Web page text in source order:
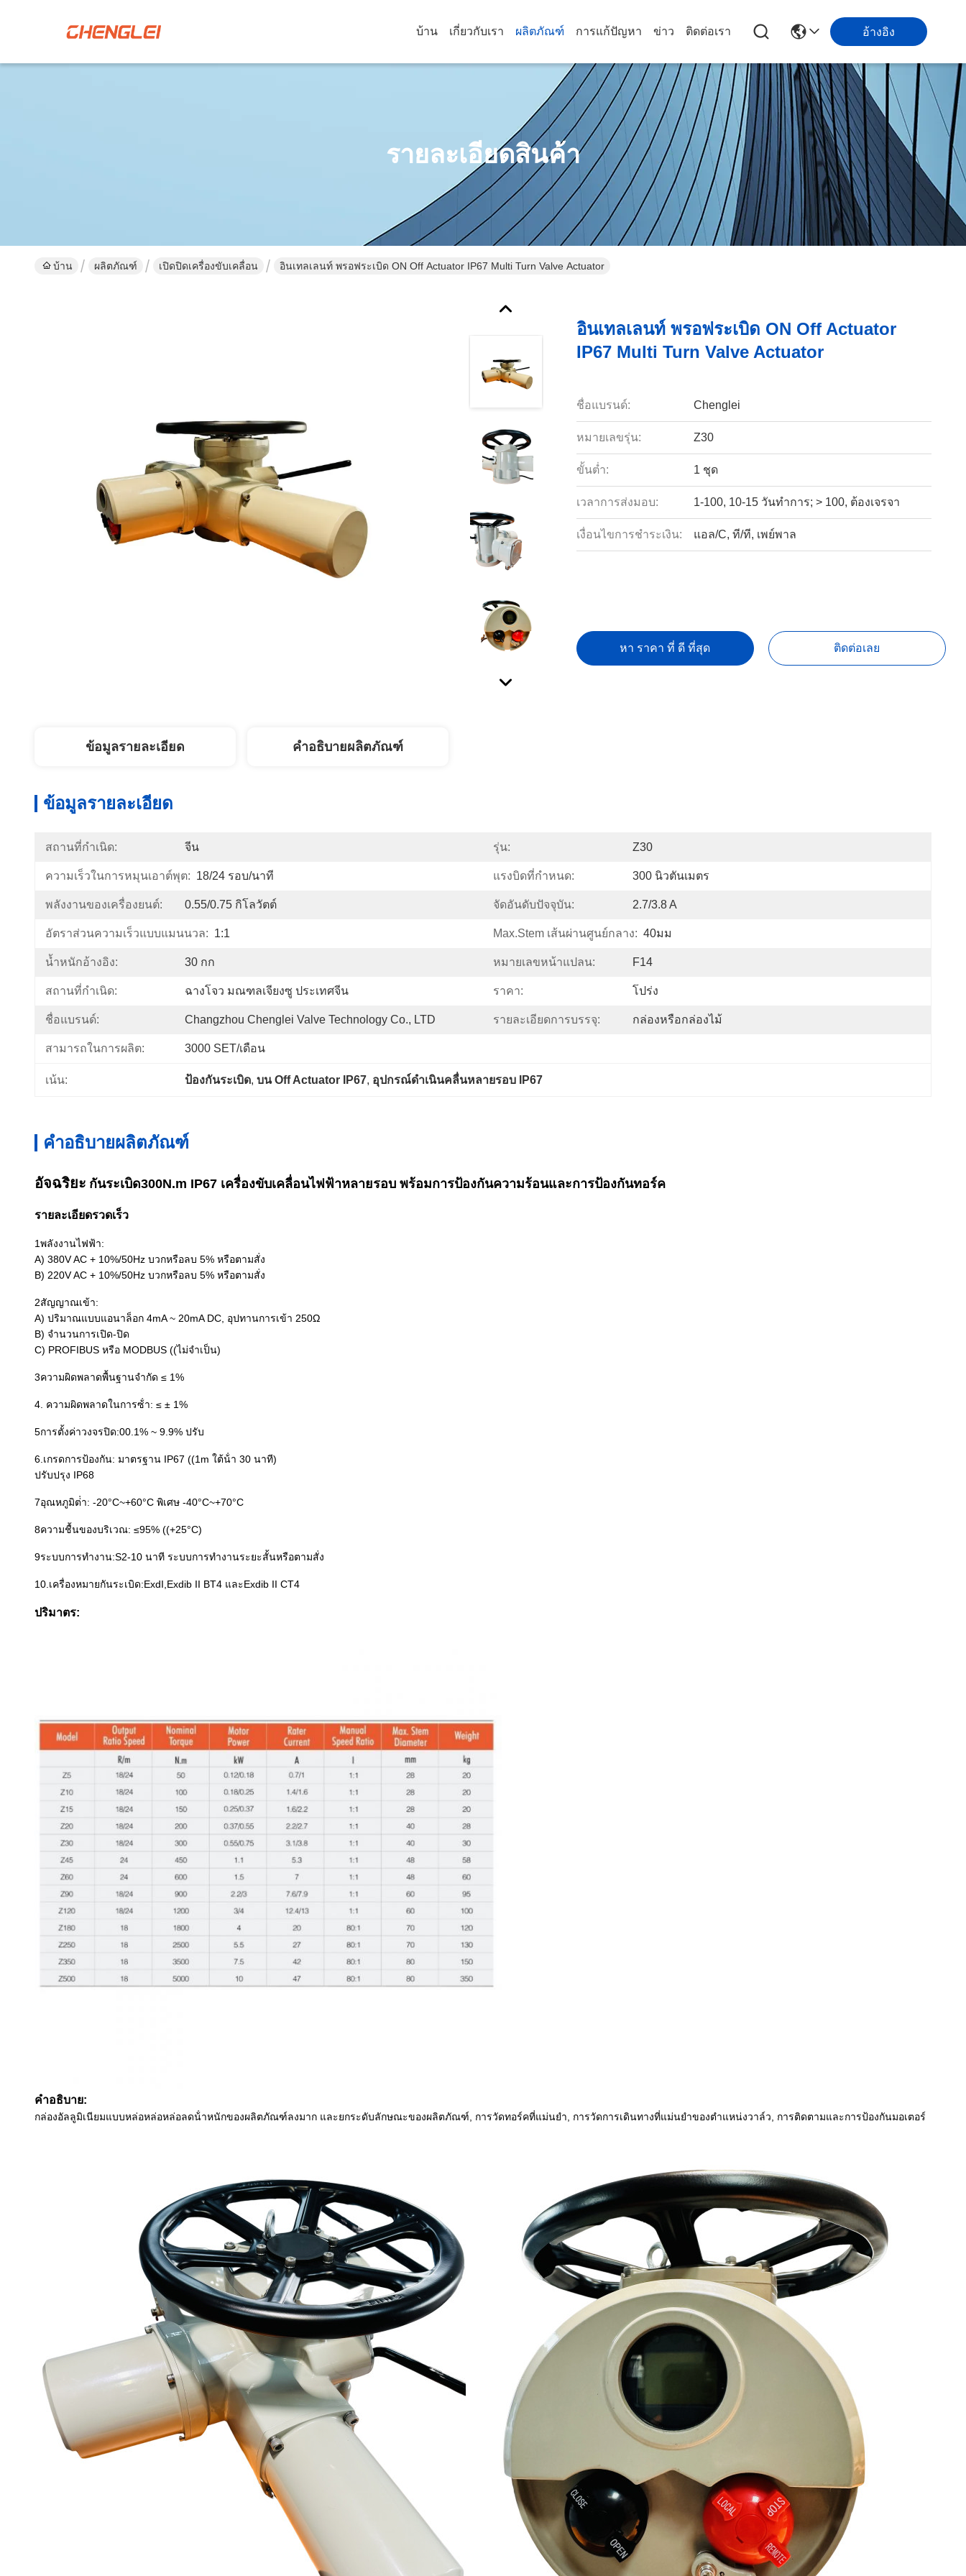
บ้าน เกี่ยวกับเรา ผลิตภัณฑ์ การแก้ปัญหา ข่าว ติดต่อเรา อ้างอิง
รายละเอียดสินค้า
บ้าน ผลิตภัณฑ์ เปิดปิดเครื่องขับเคลื่อน อินเทลเลนท์ พรอฟระเบิด ON Off Actuator IP67 Multi Turn Valve Actuator
อินเทลเลนท์ พรอฟระเบิด ON Off Actuator
IP67 Multi Turn Valve Actuator
ชื่อแบรนด์: Chenglei
หมายเลขรุ่น: Z30
ขั้นต่ำ: 1 ชุด
เวลาการส่งมอบ: 1-100, 10-15 วันทําการ; > 100, ต้องเจรจา
เงื่อนไขการชำระเงิน: แอล/C, ที/ที, เพย์พาล
หา ราคา ที่ ดี ที่สุด ติดต่อเลย
ข้อมูลรายละเอียด คำอธิบายผลิตภัณฑ์
ข้อมูลรายละเอียด
สถานที่กำเนิด: จีน รุ่น: Z30
ความเร็วในการหมุนเอาต์พุต: 18/24 รอบ/นาที แรงบิดที่กำหนด: 300 นิวตันเมตร
พลังงานของเครื่องยนต์: 0.55/0.75 กิโลวัตต์ จัดอันดับปัจจุบัน: 2.7/3.8 A
อัตราส่วนความเร็วแบบแมนนวล: 1:1 Max.Stem เส้นผ่านศูนย์กลาง: 40มม
น้ำหนักอ้างอิง: 30 กก หมายเลขหน้าแปลน: F14
สถานที่กำเนิด: ฉางโจว มณฑลเจียงซู ประเทศจีน ราคา: โปร่ง
ชื่อแบรนด์: Changzhou Chenglei Valve Technology Co., LTD รายละเอียดการบรรจุ: กล่องหรือกล่องไม้
สามารถในการผลิต: 3000 SET/เดือน
เน้น: ป้องกันระเบิด, บน Off Actuator IP67, อุปกรณ์ดําเนินคลื่นหลายรอบ IP67
คำอธิบายผลิตภัณฑ์
อัจฉริยะ กันระเบิด300N.m IP67 เครื่องขับเคลื่อนไฟฟ้าหลายรอบ พร้อมการป้องกันความร้อนและการป้องกันทอร์ค
รายละเอียดรวดเร็ว
1พลังงานไฟฟ้า:
A) 380V AC + 10%/50Hz บวกหรือลบ 5% หรือตามสั่ง
B) 220V AC + 10%/50Hz บวกหรือลบ 5% หรือตามสั่ง
2สัญญาณเข้า:
A) ปริมาณแบบแอนาล็อก 4mA ~ 20mA DC, อุปทานการเข้า 250Ω
B) จํานวนการเปิด-ปิด
C) PROFIBUS หรือ MODBUS ((ไม่จําเป็น)
3ความผิดพลาดพื้นฐานจํากัด ≤ 1%
4. ความผิดพลาดในการซ้ํา: ≤ ± 1%
5การตั้งค่าวงจรปิด:00.1% ~ 9.9% ปรับ
6.เกรดการป้องกัน: มาตรฐาน IP67 ((1m ใต้น้ํา 30 นาที)
ปรับปรุง IP68
7อุณหภูมิต่ํา: -20°C~+60°C พิเศษ -40°C~+70°C
8ความชื้นของบริเวณ: ≤95% ((+25°C)
9ระบบการทํางาน:S2-10 นาที ระบบการทํางานระยะสั้นหรือตามสั่ง
10.เครื่องหมายกันระเบิด:ExdI,Exdib II BT4 และExdib II CT4
ปริมาตร:
คําอธิบาย:
กล่องอัลลูมิเนียมแบบหล่อหล่อหล่อลดน้ําหนักของผลิตภัณฑ์ลงมาก และยกระดับลักษณะของผลิตภัณฑ์, การวัดทอร์คที่แม่นยํา, การวัดการเดินทางที่แม่นยําของตําแหน่งวาล์ว, การติดตามและการป้องกันมอเตอร์